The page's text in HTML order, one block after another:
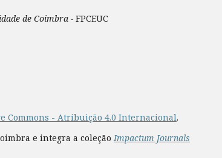
de Coimbra - FPCEUC
Commons - Atribuição 4.0 Internacional.
e integra a coleçãoImpactum Journals